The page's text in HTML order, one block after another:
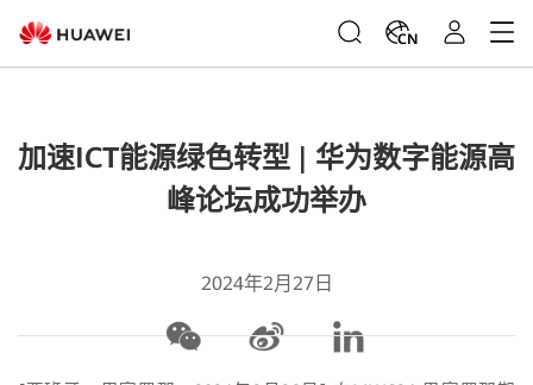
CN
加速ICT能源绿色转型 | 华为数字能源高
峰论坛成功举办
2024年2月27日